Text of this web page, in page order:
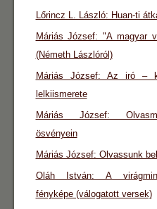
Lőrincz L. László: Huan-ti
Máriás József: "A magyar
(Németh Lászlóról)
Máriás József: Az iró –
lelkiismerete
Máriás József:
ösvényein
Máriás József: Olvassunk
Oláh István: A
fényképe (válogatott versek)